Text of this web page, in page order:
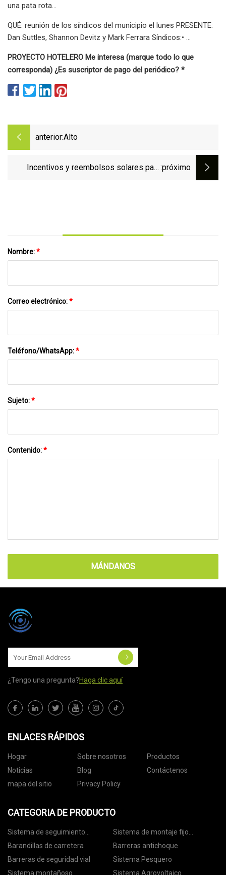
una pata rota...
QUÉ: reunión de los síndicos del municipio el lunes PRESENTE:
Dan Suttles, Shannon Devitz y Mark Ferrara Síndicos:• ...
PROYECTO HOTELERO Me interesa (marque todo lo que
corresponda) ¿Es suscriptor de pago del periódico? *
anterior:Alto
Incentivos y reembolsos solares para :próximo
Nombre:*
Correo electrónico:*
Teléfono/WhatsApp:*
Sujeto:*
Contenido:*
MÁNDANOS
¿Tengo una pregunta?Haga clic aquí
ENLACES RÁPIDOS
Hogar Sobre nosotros
Productos
Noticias
Blog
Contáctenos
mapa del sitio
Privacy Policy
CATEGORIA DE PRODUCTO
Sistema de seguimiento
fotovoltaico
Sistema de montaje fijo
fotovoltaico
Barandillas de carretera
Barreras antichoque
Barreras de seguridad vial
Sistema Pesquero
Sistema montañoso
Sistema Agrovoltaico